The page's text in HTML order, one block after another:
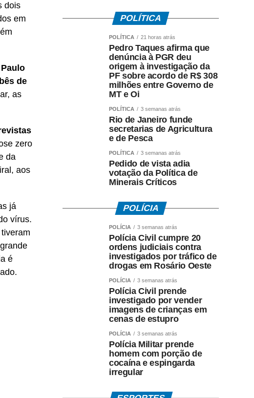
dois
em
de
as
zero
da
aos
já
vírus.
é
POLÍTICA
POLÍTICA 21 horas atrás
Pedro Taques afirma que
denúncia à PGR deu
origem à investigação da
PF sobre acordo de R$ 308
milhões entre Governo de
MT e Oi
POLÍTICA 3 semanas atrás
Rio de Janeiro funde
secretarias de Agricultura
e de Pesca
POLÍTICA 3 semanas atrás
Pedido de vista adia
votação da Política de
Minerais Críticos
POLÍCIA
POLÍCIA 3 semanas atrás
Polícia Civil cumpre 20
ordens judiciais contra
investigados por tráfico de
drogas em Rosário Oeste
POLÍCIA 3 semanas atrás
Polícia Civil prende
investigado por vender
imagens de crianças em
cenas de estupro
POLÍCIA 3 semanas atrás
Polícia Militar prende
homem com porção de
cocaína e espingarda
irregular